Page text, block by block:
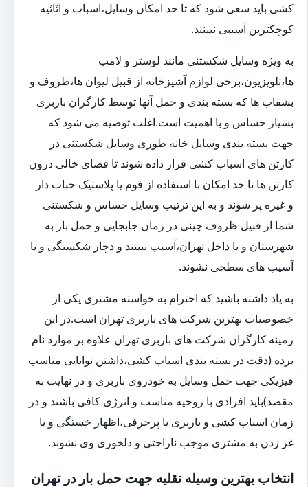
کشی باید سعی شود که تا حد امکان وسایل،اسباب و اثاثیه
کوچکترین آسیبی نبینند.
به ویژه وسایل شکستنی مانند لوستر و لامپ
ها،تلویزیون،برخی لوازم آشپزخانه از قبیل لیوان ها،ظروف و
بشقاب ها که بسته بندی و حمل آنها توسط کارگران باربری
بسیار حساس و با اهمیت است.اغلب توصیه می شود که
جهت بسته بندی وسایل خانه طوری وسایل شکستنی در
کارتن های اسباب کشی قرار داده شوند تا فضای خالی درون
کارتن ها تا حد امکان با استفاده از فوم یا پلاستیک حباب دار
و غیره پر شوند و به این ترتیب وسایل حساس و شکستنی
شما از قبیل ظروف چینی در زمان جابجایی و حمل بار به
شهرستان و یا داخل تهران،آسیب نبینند و دچار شکستگی و یا
آسیب های سطحی نشوند.
به یاد داشته باشید که احترام به خواسته مشتری یکی از
خصوصیات بهترین شرکت های باربری تهران است.در این
زمینه کارگران شرکت های باربری تهران علاوه بر موارد نام
برده (دقت در بسته بندی اسباب کشی،داشتن توانایی مناسب
فیزیکی جهت حمل وسایل به خودروی باربری و در نهایت به
مقصد)باید افرادی با روحیه مناسب و انرژی کافی باشند و در
زمان اسباب کشی و باربری با پرحرفی،اظهار خستگی و یا
غر زدن به مشتری موجب ناراحتی و دلخوری وی نشوند.
انتخاب بهترین وسیله نقلیه جهت حمل بار در تهران